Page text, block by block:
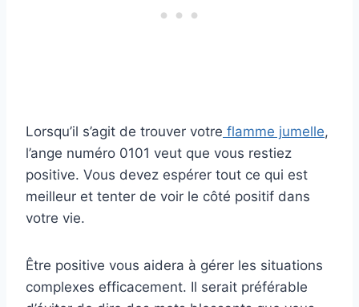
Lorsqu’il s’agit de trouver votre flamme jumelle,
l’ange numéro 0101 veut que vous restiez
positive. Vous devez espérer tout ce qui est
meilleur et tenter de voir le côté positif dans
votre vie.
Être positive vous aidera à gérer les situations
complexes efficacement. Il serait préférable